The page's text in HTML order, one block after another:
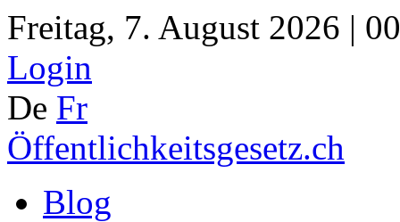
Freitag, 7. August 2026 |
Login
De Fr
Öffentlichkeitsgesetz.ch
Blog